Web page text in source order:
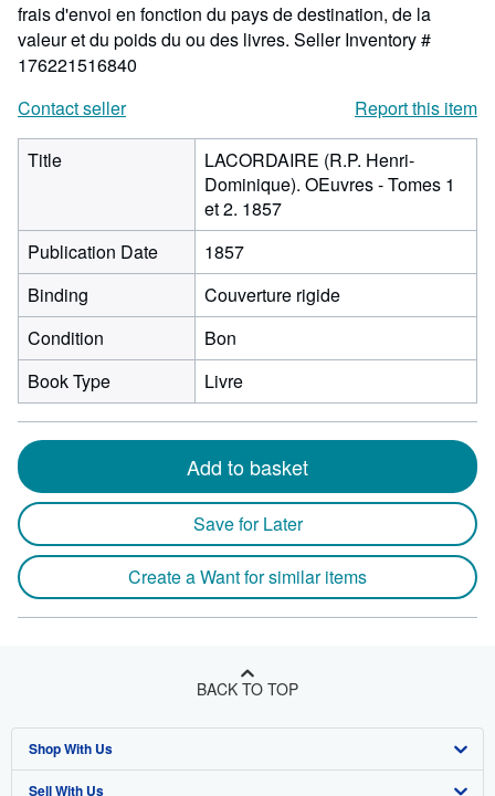
frais d'envoi en fonction du pays de destination, de la
valeur et du poids du ou des livres. Seller Inventory #
176221516840
Contact seller
Report this item
Title
LACORDAIRE (R.P. Henri-
Dominique). OEuvres - Tomes 1
et 2. 1857
Publication Date
1857
Binding
Couverture rigide
Condition
Bon
Book Type
Livre
Add to basket
Save for Later
Create a Want for similar items
BACK TO TOP
Shop With Us
Advanced Search
Sell With Us